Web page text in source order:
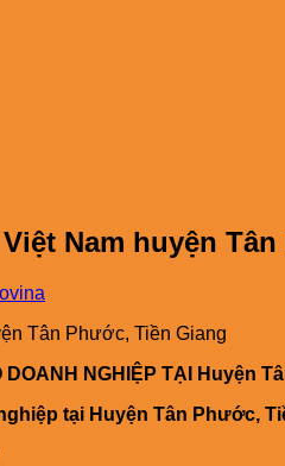
Nam huyện
Tân Phước, Tiền Giang
DOANH NGHIỆP TẠI Huyện
tại Huyện Tân Phước,